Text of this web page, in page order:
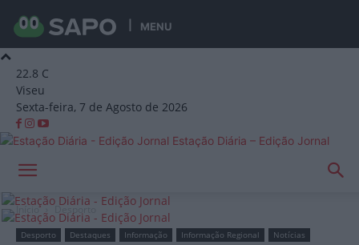
MENU
22.8 C
Viseu
Sexta-feira, 7 de Agosto de 2026
Estação Diária – Edição Jornal
Início Desporto
Desporto Destaques Informação Informação Regional
Notícias